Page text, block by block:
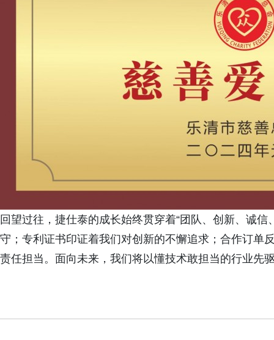
回望过往，捷仕泰的成长始终贯穿着“团队、创新、诚
守；专利证书印证着我们对创新的不懈追求；合作订单
责任担当。面向未来，我们将以懂技术敢担当的行业先